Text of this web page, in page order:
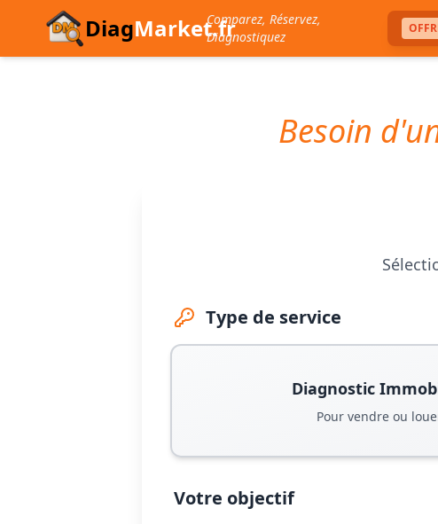
DiagMarket.frComparez, Réservez,
Diagnostiquez
Besoin
Type de service
Diagnostic
Pour vendre ou
Votre objectif